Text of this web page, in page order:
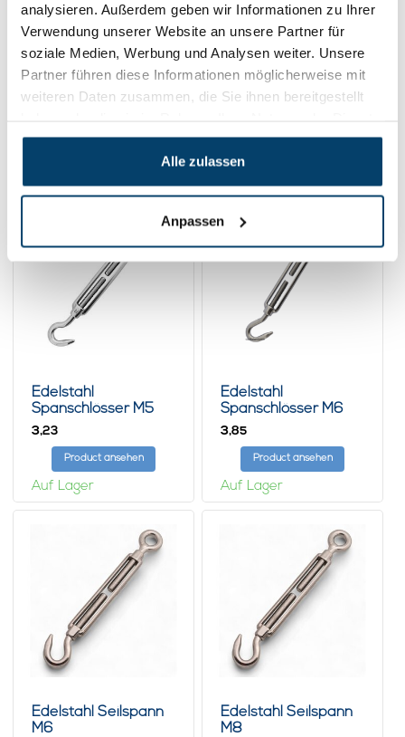
analysieren. Außerdem geben wir Informationen zu Ihrer
Verwendung unserer Website an unsere Partner für
soziale Medien, Werbung und Analysen weiter. Unsere
Partner führen diese Informationen möglicherweise mit
weiteren Daten zusammen, die Sie ihnen bereitgestellt
gesammelt haben.
Alle zulassen
Anpassen
Werktag geliefert!
Im Warenkorb
Verwandte Produkte
Edelstahl
Spanschlösser M5
Haken-Haken
3,23
Product ansehen
Auf Lager
Edelstahl
Spanschlösser M6
Haken-Haken
3,85
Product ansehen
Auf Lager
Edelstahl Seilspann
M6
Edelstahl Seilspann
M8